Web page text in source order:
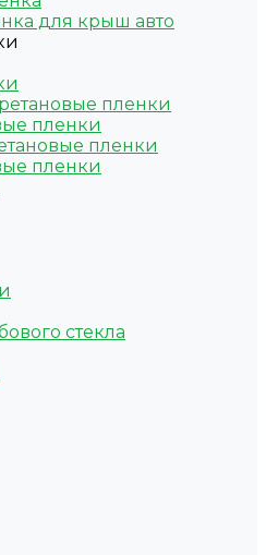
для крыш авто
пленки
пленки
пленки
пленки
стекла